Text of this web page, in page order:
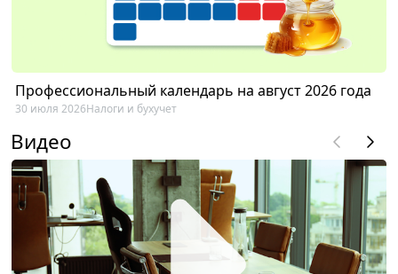
Профессиональный календарь на август 2026 года
30 июля 2026Налоги и бухучет
Видео